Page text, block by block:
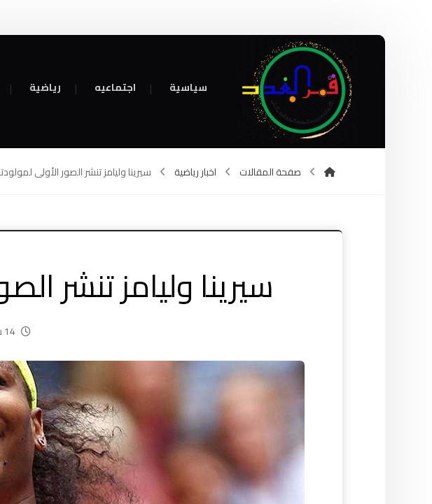
سياسية اجتماعيه رياضية
صفحة المقالات اخبار رياضية سيرينا وليامز تنشر الصور الأولى
سيرينا وليامز تنشر
14 سبتمبر، 2017